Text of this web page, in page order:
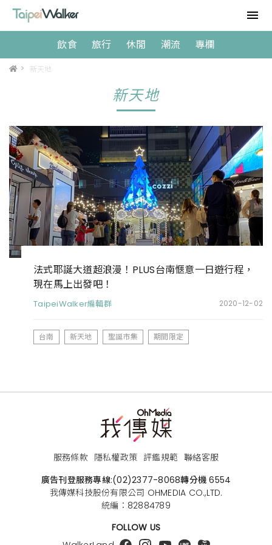
飲食 旅行 休閒 潮流 專欄
> 新天地
新天地
法式耶誕大道超浪漫！PLUS台南愜意一日遊行程，
現在馬上出發吧！
TaipeiWalker編輯群 2020-12-02
台南 新天地 聖誕市集 期間限定
服務條款 隱私權政策 評鑑規範 聯絡客服
廣告刊登服務專線:(02)2377-8068轉分機 6554
我傳媒科技股份有限公司 OHMEDIA CO.,LTD.
統編：82884789
FOLLOW US